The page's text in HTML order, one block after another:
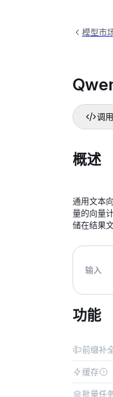
模型市
调
概述
通用文本
量的向量
储在结果
输入
功能
前缀补
缓存
批量任